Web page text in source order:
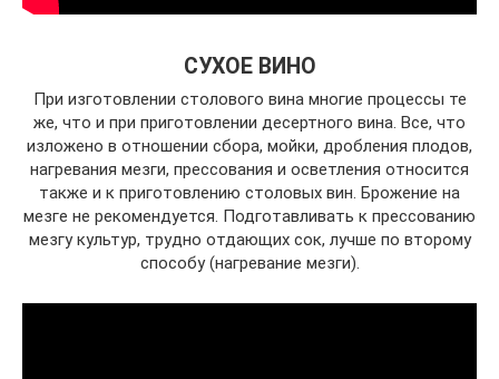
СУХОЕ ВИНО
При изготовлении столового вина многие процессы те
же, что и при приготовлении десертного вина. Все, что
изложено в отношении сбора, мойки, дробления плодов,
нагревания мезги, прессования и осветления относится
также и к приготовлению столовых вин. Брожение на
мезге не рекомендуется. Подготавливать к прессованию
мезгу культур, трудно отдающих сок, лучше по второму
способу (нагревание мезги).